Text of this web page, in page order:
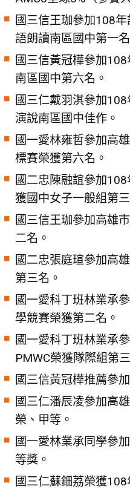
國三信王珈參加108
語朗讀南區國中第一名
國三信黃冠樺參加
南區國中第六名。
國三仁戴羽淇參加
演說南區國中佳作。
國一愛林雍哲參加高
標賽榮獲第六名。
國二忠陳融誼參加
獲國中女子一般組第三
國三信王珈參加高雄
二名。
國二忠張庭瑄參加高
第三名。
國一愛科丁班林業承
學競賽榮獲第二名。
國一愛科丁班林業承
PMWC榮獲隊際組第
國三信黃冠樺推薦參
國三仁潘辰凌參加高
榮、甲等。
國一愛林業承同學參
等獎。
國三仁蘇鈿荔榮獲